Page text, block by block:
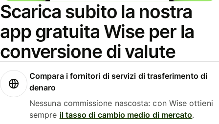
Scarica subito la nostra
app gratuita Wise per la
conversione di valute
Compara i fornitori di servizi di trasferimento di
denaro
Nessuna commissione nascosta: con Wise ottieni
sempre il tasso di cambio medio di mercato.